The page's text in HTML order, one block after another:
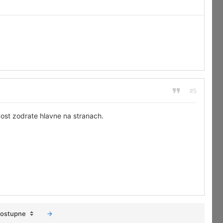
#5
zodrate hlavne na stranach.